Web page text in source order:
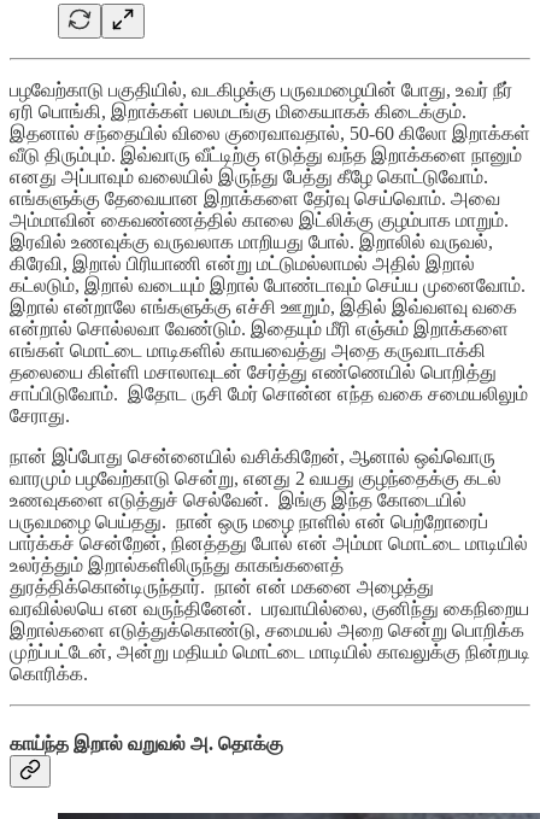
பழவேற்காடு பகுதியில், வடகிழக்கு பருவமழையின் போது, உவர் நீர்
ஏரி பொங்கி, இறாக்கள் பலமடங்கு மிகையாகக் கிடைக்கும்.
இதனால் சந்தையில் விலை குரைவாவதால், 50-60 கிலோ இறாக்கள்
வீடு திரும்பும். இவ்வாரு வீட்டிற்கு எடுத்து வந்த இறாக்களை நானும்
எனது அப்பாவும் வலையில் இருந்து பேத்து கீழே கொட்டுவோம்.
எங்களுக்கு தேவையான இறாக்களை தேர்வு செய்வொம். அவை
அம்மாவின் கைவண்ணத்தில் காலை இட்லிக்கு குழம்பாக மாறும்.
இரவில் உணவுக்கு வருவலாக மாறியது போல். இறாலில் வருவல்,
கிரேவி, இறால் பிரியாணி என்று மட்டுமல்லாமல் அதில் இறால்
கட்லடும், இறால் வடையும் இறால் போண்டாவும் செய்ய முனைவோம்.
இறால் என்றாலே எங்களுக்கு எச்சி ஊறும், இதில் இவ்வளவு வகை
என்றால் சொல்லவா வேண்டும். இதையும் மீரி எஞ்சும் இறாக்களை
எங்கள் மொட்டை மாடிகளில் காயவைத்து அதை கருவாடாக்கி
தலையை கிள்ளி மசாலாவுடன் சேர்த்து எண்ணெயில் பொறித்து
சாப்பிடுவோம். இதோட ருசி மேர் சொன்ன எந்த வகை சமையலிலும்
சேராது.
நான் இப்போது சென்னையில் வசிக்கிறேன், ஆனால் ஒவ்வொரு
வாரமும் பழவேற்காடு சென்று, எனது 2 வயது குழந்தைக்கு கடல்
உணவுகளை எடுத்துச் செல்வேன். இங்கு இந்த கோடையில்
பருவமழை பெய்தது. நான் ஒரு மழை நாளில் என் பெற்றோரைப்
பார்க்கச் சென்றேன், நினத்தது போல் என் அம்மா மொட்டை மாடியில்
உலர்த்தும் இறால்களிலிருந்து காகங்களைத்
துரத்திக்கொன்டிருந்தார். நான் என் மகனை அழைத்து
வரவில்லயெ என வருந்தினேன். பரவாயில்லை, குனிந்து கைநிறைய
இறால்களை எடுத்துக்கொண்டு, சமையல் அறை சென்று பொறிக்க
முற்ப்பட்டேன், அன்று மதியம் மொட்டை மாடியில் காவலுக்கு நின்றபடி
கொரிக்க.
காய்ந்த இறால் வறுவல் அ. தொக்கு